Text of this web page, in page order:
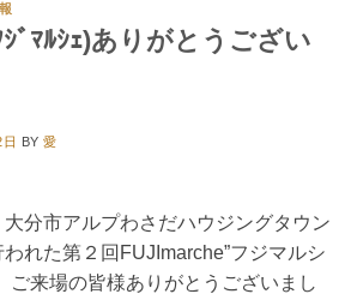
ﾞﾏﾙｼｪ)ありがとうござい
BY愛
分市アルプわさだハウジングタウン
れた第２回FUJImarche”フジマルシ
ご来場の皆様ありがとうございまし